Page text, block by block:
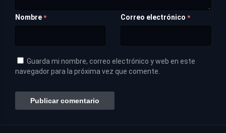
Nombre * Correo electrónico *
Guarda mi nombre, correo electrónico y web en este
navegador para la próxima vez que comente.